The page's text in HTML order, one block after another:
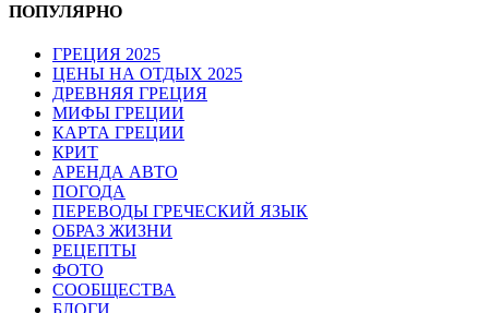
ПОПУЛЯРНО
ГРЕЦИЯ 2025
ЦЕНЫ НА ОТДЫХ 2025
ДРЕВНЯЯ ГРЕЦИЯ
МИФЫ ГРЕЦИИ
КАРТА ГРЕЦИИ
КРИТ
АРЕНДА АВТО
ПОГОДА
ПЕРЕВОДЫ ГРЕЧЕСКИЙ ЯЗЫК
ОБРАЗ ЖИЗНИ
РЕЦЕПТЫ
ФОТО
СООБЩЕСТВА